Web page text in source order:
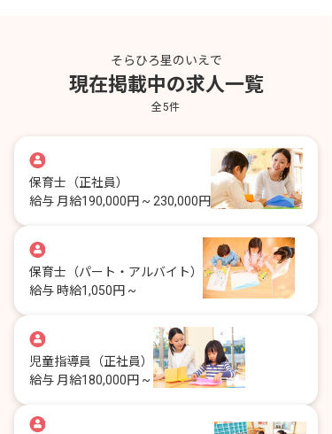
そらひろ星のいえで
現在掲載中の求人一覧
全5件
保育士 （正社員）
給与 月給190,000円 ~ 230,000円
保育士 （パート・アルバイト）
給与時給1,050円 ~
児童指導員
（正社員）
給与 月給180,000円 ~